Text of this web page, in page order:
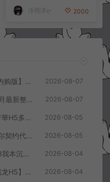
+详细搭建教程+视频教程
冷雨泽ღ 2000
三网H5游戏【九州长生衍H5内购版】8月最新整理Linux手工服务端+管理后台+GM授权后台+简易安卓客户端+详细搭建教程+视频教程 2026-08-07
MT3换皮MH【大梦一场2】8月最新整理Linux手工服务端+源码+管理后台+安卓苹果双端+详细搭建教程+视频教程 2026-08-07
三网H5宫斗养成游戏【盛世芳華H5多区跨服代金券内购优化版】8月最新整理Linux手工服务端+CDK授权后台+全资源安卓+详细搭建教程+视频教程 2026-08-05
AFK卡牌即时对战手游【加德尔契约代金券内购修复版】8月最新整理Linux手工服务端+前后端全套源码+CDK授权后台+安卓苹果双端+详细搭建教程+视频教程 2026-08-05
RED三端引擎传奇手游【2003我本沉默三职业】8月最新整理Win一键服务端+PC安卓+详细搭建教程 2026-08-04
三网H5格斗游戏【热血校园威龙H5】8月最新整理Linux手工服务端+Win一键服务端+解压即玩+简易安卓客户端+详细搭建教程 2026-08-04